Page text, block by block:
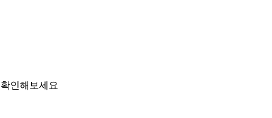
인해보세요